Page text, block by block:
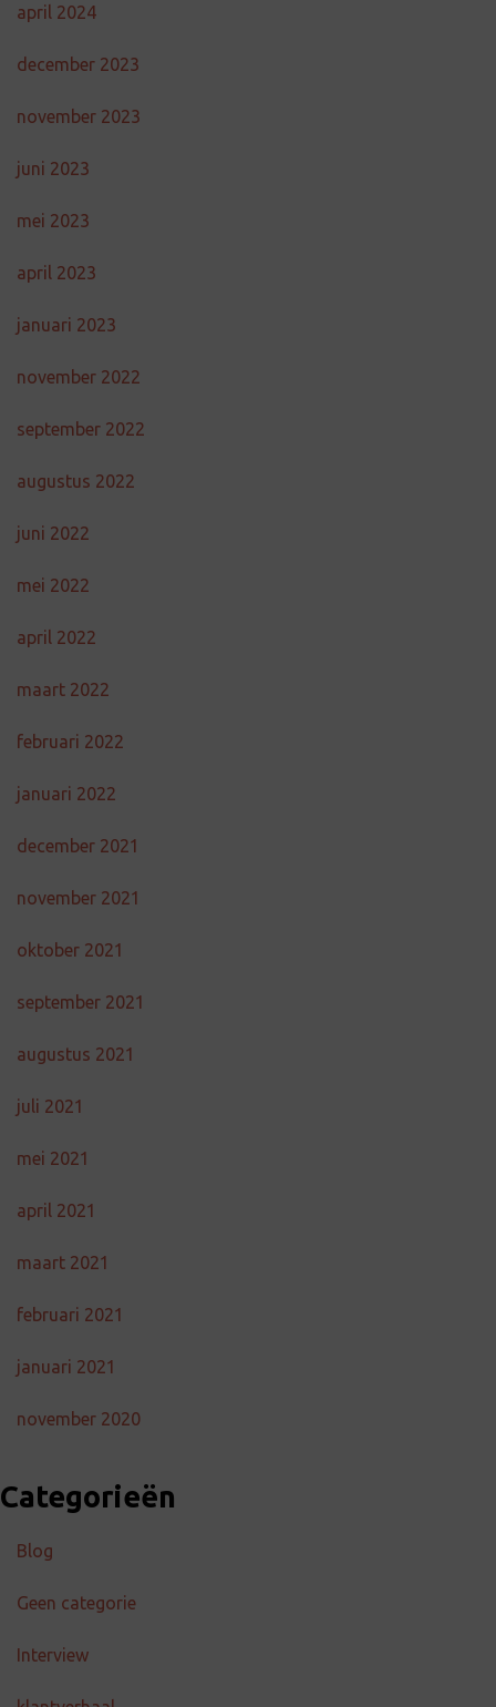
april 2024
december 2023
november 2023
juni 2023
mei 2023
april 2023
januari 2023
november 2022
september 2022
augustus 2022
juni 2022
mei 2022
april 2022
maart 2022
februari 2022
januari 2022
december 2021
november 2021
oktober 2021
september 2021
augustus 2021
juli 2021
mei 2021
april 2021
maart 2021
februari 2021
januari 2021
november 2020
Categorieën
Blog
Geen categorie
Interview